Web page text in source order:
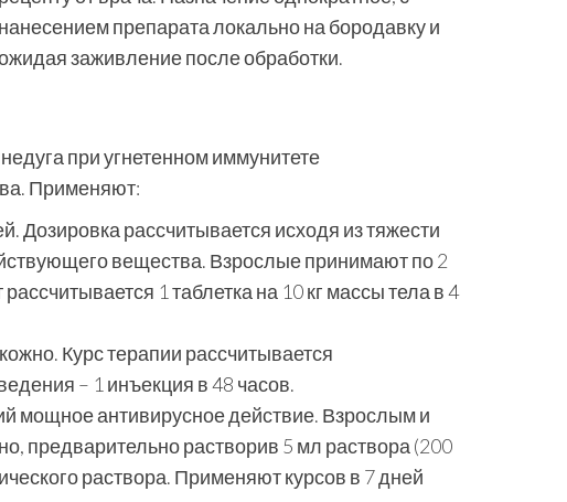
нанесением препарата локально на бородавку и
заживление после обработки.
при угнетенном иммунитете
Применяют:
Дозировка рассчитывается исходя из тяжести
вещества. Взрослые принимают по 2
1 таблетка на 10 кг массы тела в 4
Курс терапии рассчитывается
– 1 инъекция в 48 часов.
мощное антивирусное действие. Взрослым и
предварительно растворив 5 мл раствора (200
раствора. Применяют курсов в 7 дней